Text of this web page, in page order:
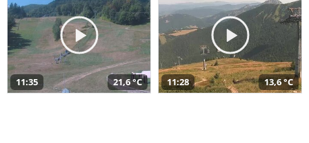
11:35 21,6 °C 11:28 13,6 °C